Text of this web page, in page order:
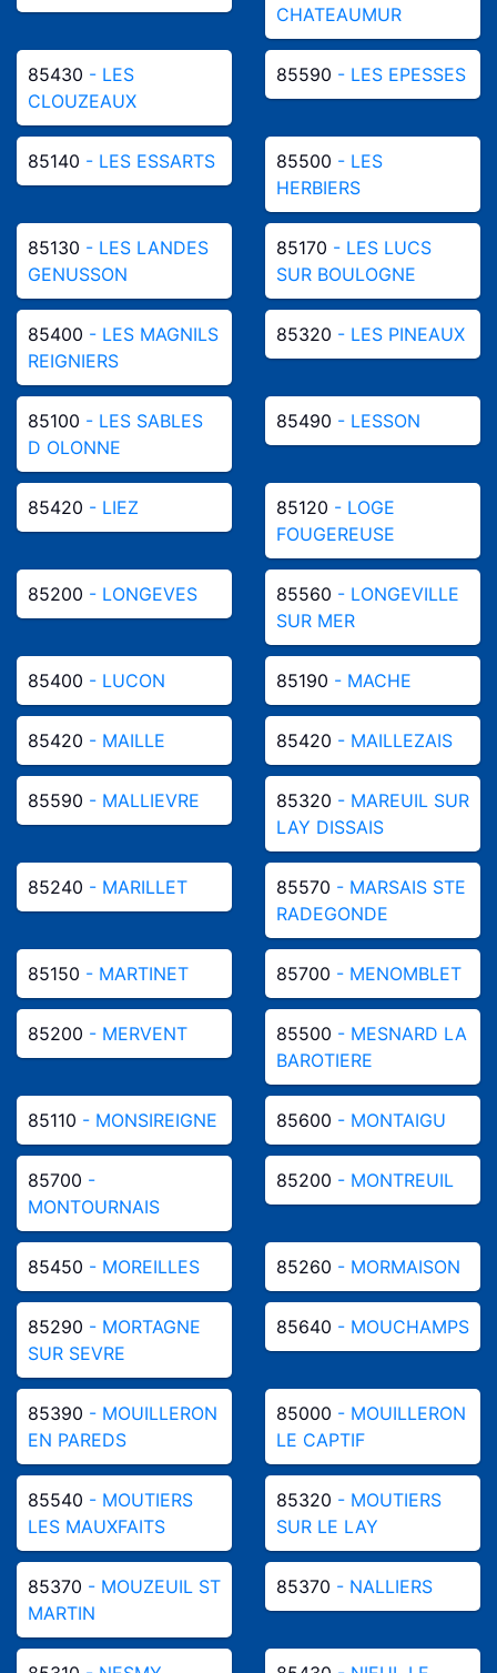
CHATEAUMUR
85430 - LES
CLOUZEAUX
85590 - LES EPESSES
85140 - LES ESSARTS 85500 - LES
HERBIERS
85130 - LES LANDES
GENUSSON
85170 - LES LUCS
SUR BOULOGNE
85400 - LES MAGNILS
REIGNIERS
85320 - LES PINEAUX
85100 - LES SABLES
D OLONNE
85490 - LESSON
85420 - LIEZ 85120 - LOGE
FOUGEREUSE
85200 - LONGEVES 85560 - LONGEVILLE
SUR MER
85400 - LUCON 85190 - MACHE
85420 - MAILLE 85420 - MAILLEZAIS
85590 - MALLIEVRE 85320 - MAREUIL SUR
LAY DISSAIS
85240 - MARILLET 85570 - MARSAIS STE
RADEGONDE
85150 - MARTINET 85700 - MENOMBLET
85200 - MERVENT 85500 - MESNARD LA
BAROTIERE
85110 - MONSIREIGNE 85600 - MONTAIGU
85700 -
MONTOURNAIS
85200 - MONTREUIL
85450 - MOREILLES 85260 - MORMAISON
85290 - MORTAGNE
SUR SEVRE
85640 - MOUCHAMPS
85390 - MOUILLERON
EN PAREDS
85000 - MOUILLERON
LE CAPTIF
85540 - MOUTIERS
LES MAUXFAITS
85320 - MOUTIERS
SUR LE LAY
85370 - MOUZEUIL ST
MARTIN
85370 - NALLIERS